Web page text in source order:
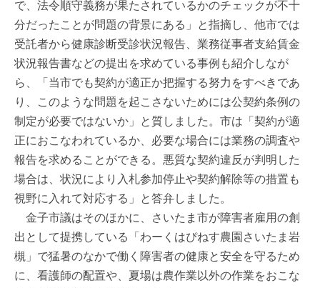
で、法令順守義務が果たされているかのチェックが不十
分だったことが問題の背景にある」と指摘し、他市では
受託者から健康診断受診状況報告、業務従事者支給賃金
状況報告書などの提出を求めている事例も紹介しなが
ら、「当市でも契約が適正か把握する努力をすべきであ
り、このような問題を起こさないためには公契約条例の
制定が必要ではないか」と質しました。市は「契約が適
正におこなわれているか、必要な場合には業務の調査や
報告を求めることができる。悪質な契約違反が判明した
場合は、状況により入札参加停止や契約解除等の措置も
視野に入れて対応する」と答弁しました。
金子市議はそのほかに、さいたま市が障害者雇用の創
出として提携している「わーくはぴねす農園さいたま岩
槻」で猛暑のなかで働く障害者の健康と安全を守るため
に、看護師の配置や、夏場は農作業以外の作業をおこな